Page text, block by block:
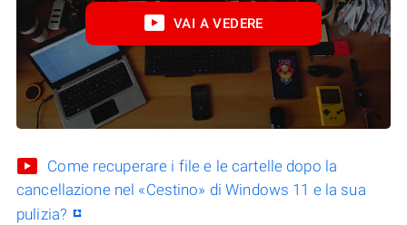
VAI A VEDERE
Come recuperare i file e le cartelle dopo la
cancellazione nel «Cestino» di Windows 11 e la sua
pulizia?